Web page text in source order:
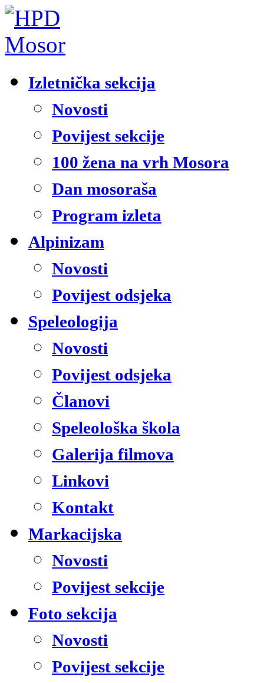
Izletnička sekcija
Novosti
Povijest sekcije
100 žena na vrh Mosora
Dan mosoraša
Program izleta
Alpinizam
Novosti
Povijest odsjeka
Speleologija
Novosti
Povijest odsjeka
Članovi
Speleološka škola
Galerija filmova
Linkovi
Kontakt
Markacijska
Novosti
Povijest sekcije
Foto sekcija
Novosti
Povijest sekcije